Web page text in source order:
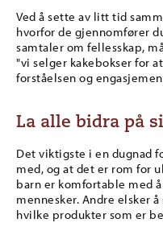
Ved å sette av litt tid
hvorfor de gjennomfører
samtaler om fellesskap,
"vi selger kakebokser for
forståelsen og
La alle bidra på
Det viktigste i en dugnad
med, og at det er rom for
barn er komfortable med
mennesker. Andre elsker
hvilke produkter som er